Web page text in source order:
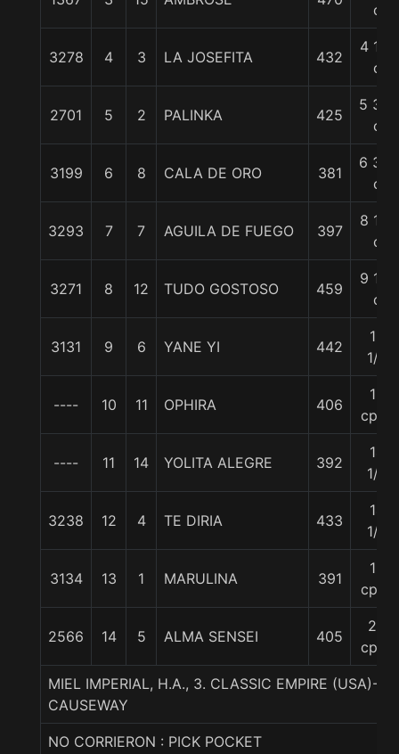
c
3278 4 3 LA JOSEFITA 432
4 1/2
c
2701 5 2 PALINKA 425
5 3/4
c
3199 6 8 CALA DE ORO 381
6 3/4
c
3293 7 7 AGUILA DE FUEGO 397
8 1/4
c
3271 8 12 TUDO GOSTOSO 459
9 1/2
c
3131 9 6 YANE YI 442
12
1/2
---- 10 11 OPHIRA 406
13
cpos
---- 11 14 YOLITA ALEGRE 392
14
1/4
3238 12 4 TE DIRIA 433
14
1/2
3134 13 1 MARULINA 391
18
cpos
2566 14 5 ALMA SENSEI 405
25
cpos
MIEL IMPERIAL, H.A., 3. CLASSIC EMPIRE (USA)-
CAUSEWAY
NO CORRIERON : PICK POCKET